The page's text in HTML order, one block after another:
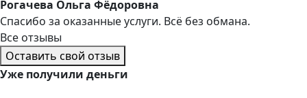
Рогачева Ольга Фёдоровна
Спасибо за оказанные услуги. Всё без обмана.
Все отзывы
Оставить свой отзыв
Уже получили деньги